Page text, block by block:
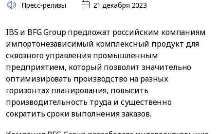
Пресс-релизы
21 декабря 2023
IBS и BFG Group предложат российским компаниям
импортонезависимый комплексный продукт для
сквозного управления промышленным
предприятием, который позволит значительно
оптимизировать производство на разных
горизонтах планирования, повысить
производительность труда и существенно
сократить сроки выполнения заказов.